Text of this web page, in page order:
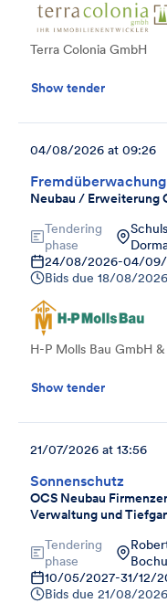
Terra Colonia GmbH
Show tender
Neubau / Erweiterung
04/08/2026 at 09:26
Tendering
phase
24/08/2026-04/
Bids due 18/08/2026
H-P Molls Bau GmbH
Show tender
Sonnenschutz
OCS Neubau
Verwaltung und
21/07/2026 at 13:56
Tendering
phase
10/05/2027-31/12/
Bids due 21/08/2026